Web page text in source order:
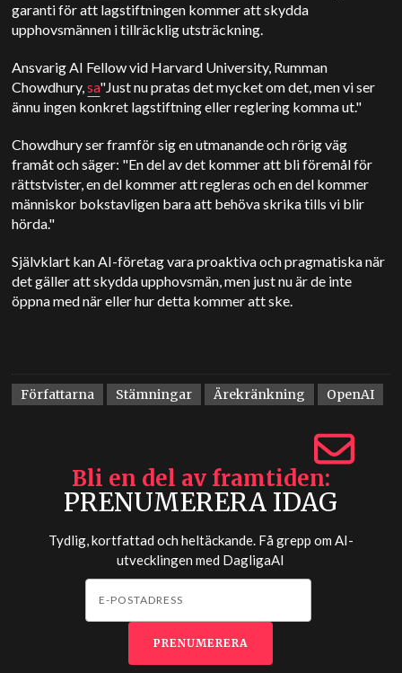
garanti för att lagstiftningen kommer att skydda
upphovsmännen i tillräcklig utsträckning.
Ansvarig AI Fellow vid Harvard University, Rumman
Chowdhury,sa"Just nu pratas det mycket om det, men vi ser
ännu ingen konkret lagstiftning eller reglering komma ut."
Chowdhury ser framför sig en utmanande och rörig väg
framåt och säger: "En del av det kommer att bli föremål för
rättstvister, en del kommer att regleras och en del kommer
människor bokstavligen bara att behöva skrika tills vi blir
hörda."
Självklart kan AI-företag vara proaktiva och pragmatiska när
det gäller att skydda upphovsmän, men just nu är de inte
öppna med när eller hur detta kommer att ske.
Författarna Stämningar Ärekränkning OpenAI
Bli en del av framtiden
PRENUMERERA IDAG
Tydlig, kortfattad och heltäckande. Få grepp om AI-
utvecklingen med DagligaAI